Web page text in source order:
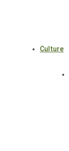
Culture